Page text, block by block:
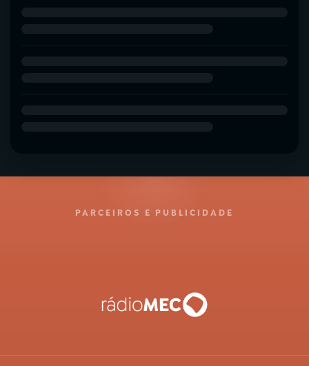
PARCEIROS E PUBLICIDADE